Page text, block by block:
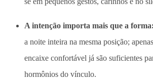
A intenção importa mais que a forma:
a noite inteira na mesma posição;
encaixe confortável já são suficientes
hormônios do vínculo.